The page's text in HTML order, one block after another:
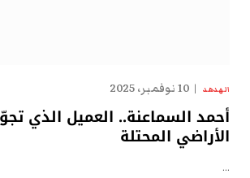
الهدهد 10 نوفمبر، 2025
أحمد السماعنة.. العميل الذي
الأراضي المحتلة
…